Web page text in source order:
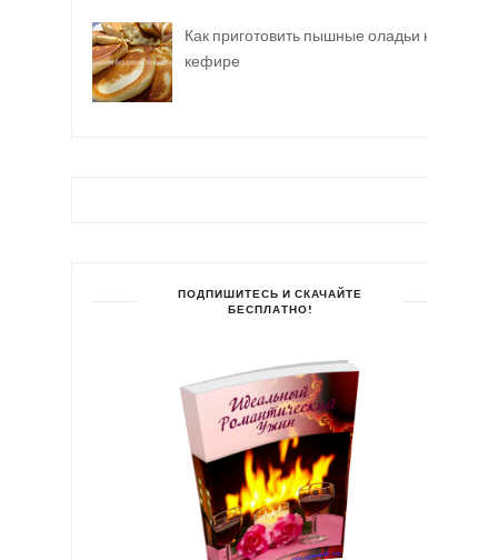
Как приготовить пышные оладьи на
кефире
ПОДПИШИТЕСЬ И СКАЧАЙТЕ
БЕСПЛАТНО!